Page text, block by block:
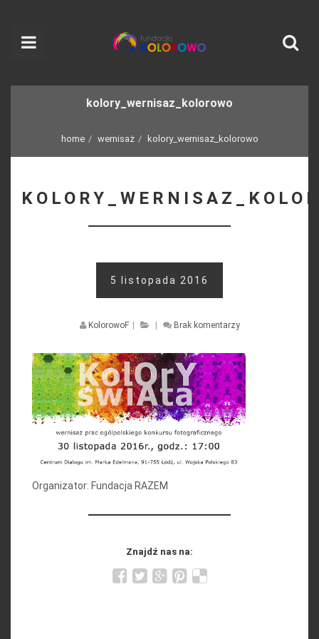
kolory_wernisaz_kolorowo
home wernisaż kolory_wernisaz_kolorowo
5 listopada 2016
KolorowoF Brak komentarzy
Organizator: Fundacja RAZEM
Znajdź nas na: